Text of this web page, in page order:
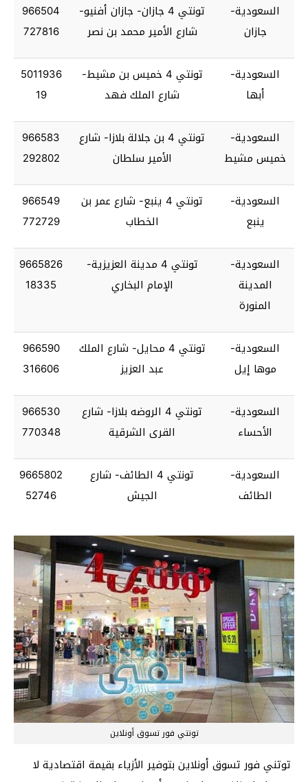
السعودية-
جازان
تونتي 4 جازان- جازان أفنيو-
شارع الأمير محمد بن نصر
966504
727816
السعودية-
أبها
تونتي 4 خميس بن مشيط-
شارع الملك فهد
5011936
19
السعودية-
خميس مشيط
تونتي 4 بن جلالة بلازا- شارع
الأمير سلطان
966583
292802
السعودية-
ينبع
تونتي 4 ينبع- شارع عمر بن
الخطاب
966549
772729
السعودية-
المدينة
المنورة
تونتي 4 مدينة العزيزية-
الإمام البخاري
9665826
18335
السعودية-
موها إيل
تونتي 4 محايل- شارع الملك
عبد العزيز
966590
316606
السعودية-
الأحساء
تونتي 4 الروضه بلازا- شارع
القرى الشرقية
966530
770348
السعودية-
الطائف
تونتي 4 الطائف- شارع
الجيش
9665802
52746
تونتي فور تسوق أونلاين
توتني فور تسوق أونلاين بتوفير الأزياء بقيمة اقتصادية لا